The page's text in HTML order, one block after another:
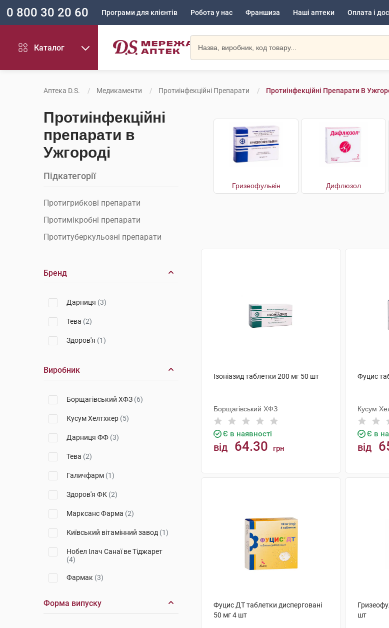
0 800 30 20 60 Програми для клієнтів Робота у нас Франшиза Наші аптеки Оплата і
Каталог
Аптека D.S. Медикаменти Протиінфекційні Препарати Протиінфекційні Препарати В
Протиінфекційні
препарати в
Ужгороді
Підкатегорії
Протигрибкові препарати
Протимікробні препарати
Протитуберкульозні препарати
Бренд
Дарниця (3)
Тева (2)
Здоров'я (1)
Виробник
Борщагівський ХФЗ (6)
Кусум Хелтхкер (5)
Дарниця ФФ (3)
Тева (2)
Галичфарм (1)
Здоров'я ФК (2)
Марксанс Фарма (2)
Київський вітамінний завод (1)
Нобел Ілач Санаї ве Тіджарет
(4)
Фармак (3)
Юрія-Фарм(1)
Форма випуску
Гризеофульвін Дифлюзол
Ізоніазид таблетки 200 мг 50 шт
Борщагівський ХФЗ
Є в наявності
від 64.30 грн
Фуцис
Кусум
Є в
від
Фуцис ДТ таблетки дисперговані
50 мг 4 шт
шт